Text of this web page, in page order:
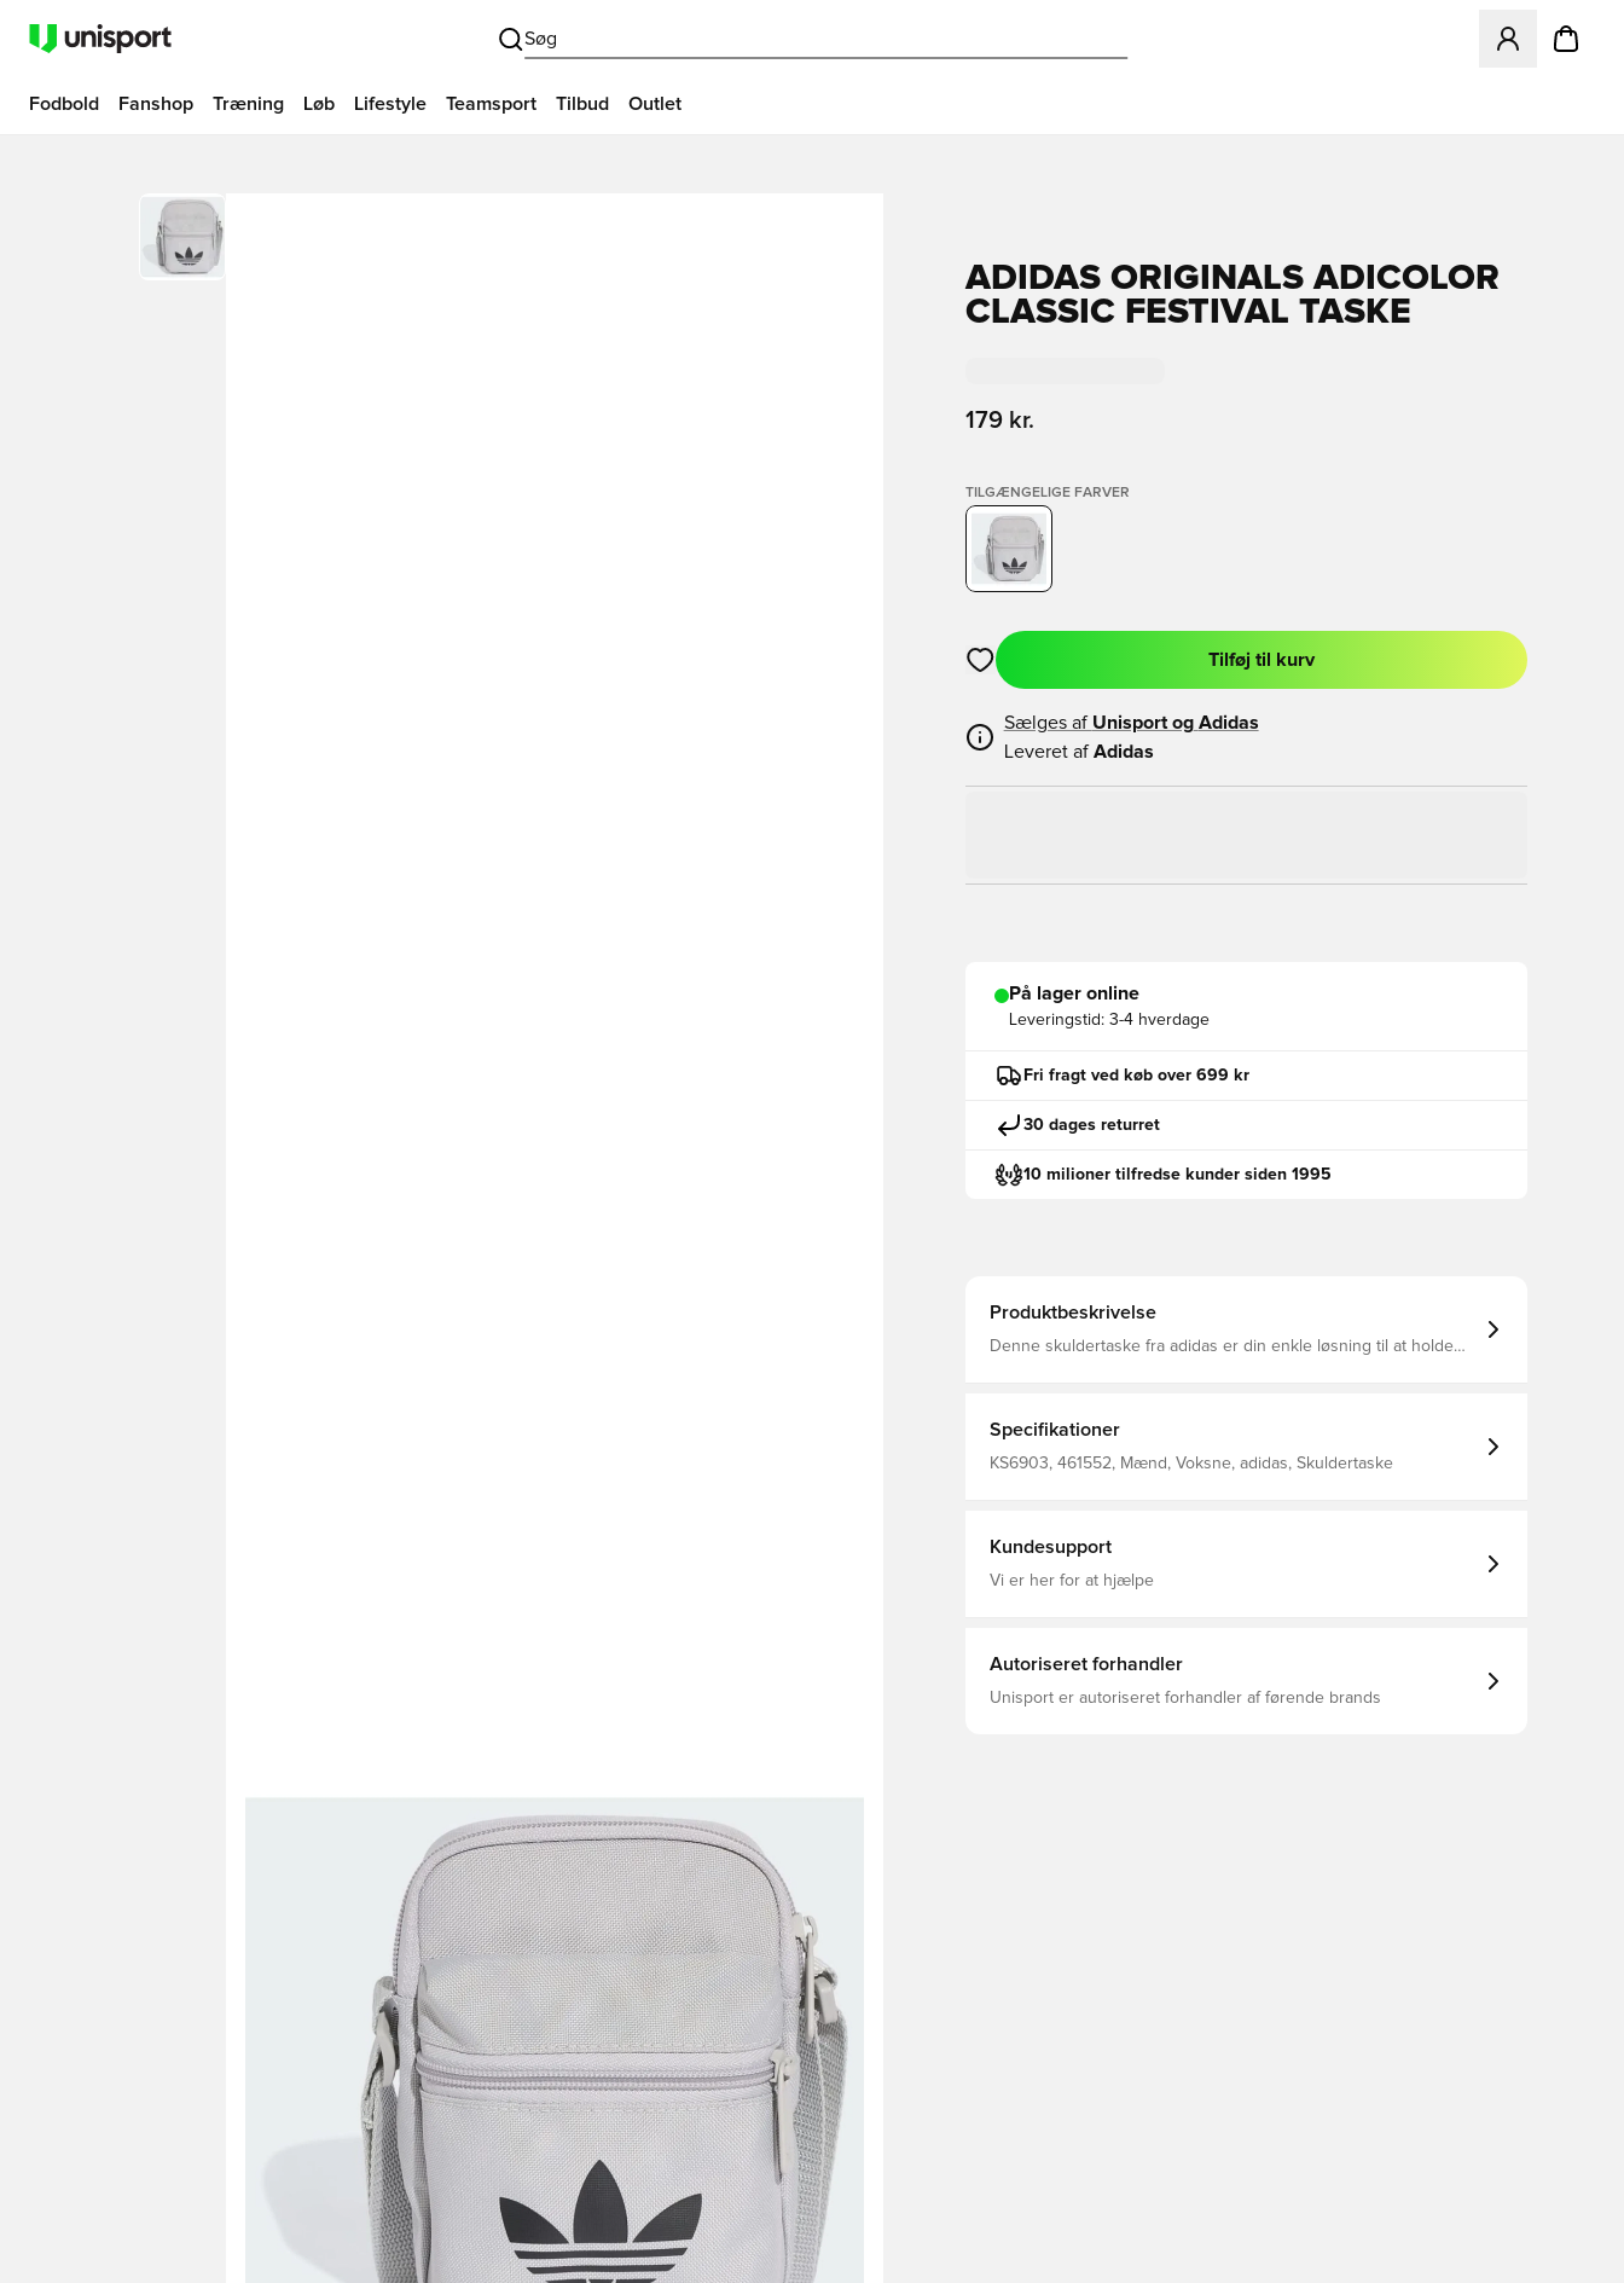
Søg
Åbner en
Fodbold Fanshop Træning Løb Lifestyle Teamsport Tilbud Outlet
ADIDAS ORIGINALS ADICOLOR
CLASSIC FESTIVAL TASKE
179 kr.
TILGÆNGELIGE FARVER
Åbner en Modal til at logge ind eller tilmelde dig som medlem
Tilføj til kurv
Sælges af Unisport og Adidas
Leveret af Adidas
På lager online
Leveringstid: 3-4 hverdage
Fri fragt ved køb over 699 kr
30 dages returret
10 milioner tilfredse kunder siden 1995
Produktbeskrivelse
Denne skuldertaske fra adidas er din enkle løsning til at holde
Volumen: 1,3 l 100 % polyester (genanvendt) Lynlåslukning
Specifikationer
KS6903, 461552, Mænd, Voksne, adidas, Skuldertaske
Kundesupport
Vi er her for at hjælpe
Autoriseret forhandler
Unisport er autoriseret forhandler af førende brands